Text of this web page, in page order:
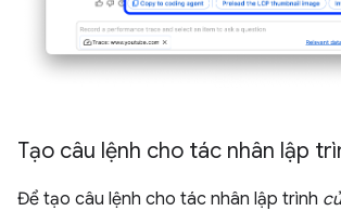
Tạo câu lệnh cho tác nhân lập
Để tạo câu lệnh cho tác nhân lập trình